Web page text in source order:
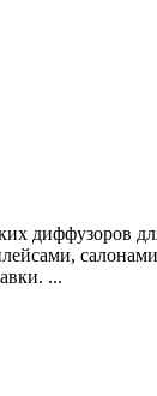
диффузоров
...